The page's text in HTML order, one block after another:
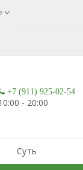
+7 (911) 925-02-54
- 20:00
Суть